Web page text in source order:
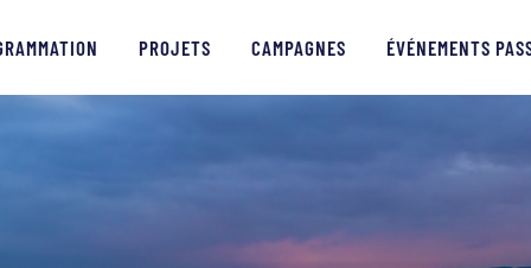
PROJETS CAMPAGNES ÉVÉNEMENTS
ÉVÉNEMENTS PASSÉS